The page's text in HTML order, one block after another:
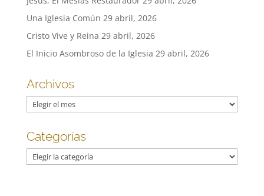
Una Iglesia Común 29 abril, 2026
Cristo Vive y Reina 29 abril, 2026
El Inicio Asombroso de la Iglesia 29 abril, 2026
Archivos
Archivos
Categorías
Categorías